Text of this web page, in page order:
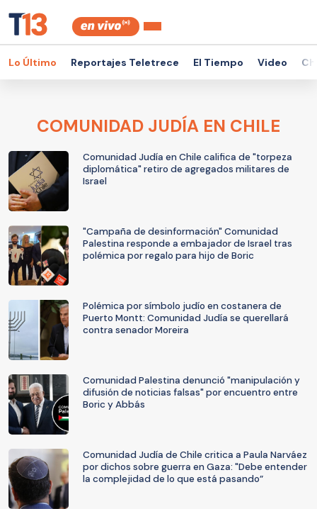
Lo Último Reportajes Teletrece El Tiempo Video
COMUNIDAD JUDÍA EN CHILE
Comunidad Judía en Chile califica de "torpeza
diplomática" retiro de agregados militares de
Israel
"Campaña de desinformación" Comunidad
Palestina responde a embajador de Israel tras
polémica por regalo para hijo de Boric
Polémica por símbolo judío en costanera de
Puerto Montt: Comunidad Judía se querellará
contra senador Moreira
Comunidad Palestina denunció "manipulación y
difusión de noticias falsas" por encuentro entre
Boric y Abbás
Comunidad Judía de Chile critica a Paula Narváez
por dichos sobre guerra en Gaza: "Debe entender
la complejidad de lo que está pasando”